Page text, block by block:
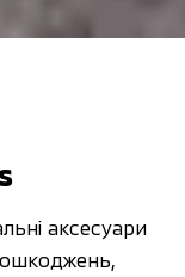
аксесуари